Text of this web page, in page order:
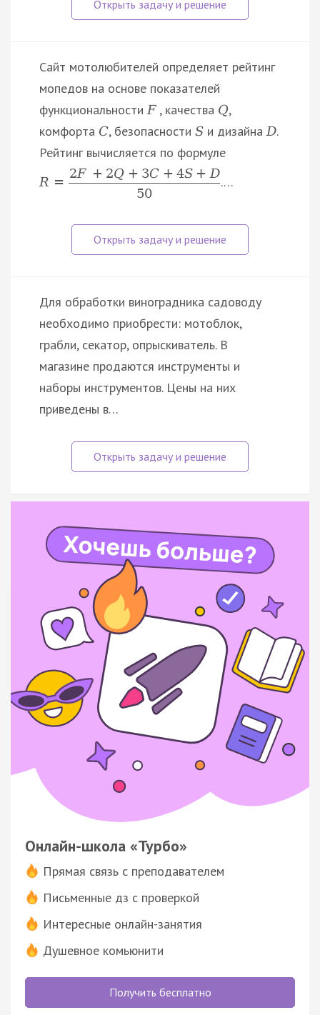
Сайт мотолюбителей определяет рейтинг
мопедов на основе показателей
функциональностиF , качества Q,
комфорта C, безопасности S и дизайнаD.
Рейтинг вычисляется по формуле
R =
2F + 2Q + 3C + 4S + D
50
.…
Для обработки виноградника садоводу
необходимо приобрести: мотоблок,
грабли, секатор, опрыскиватель. В
магазине продаются инструменты и
наборы инструментов. Цены на них
приведены в…
Онлайн-школа «Турбо»
Прямая связь с преподавателем
Письменные дз с проверкой
Интересные онлайн-занятия
Душевное комьюнити
Получить бесплатно